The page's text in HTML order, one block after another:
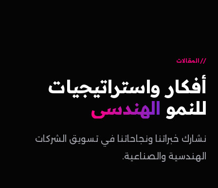
المقالات
أفكار واستراتيجيات
للنمو الهندسي
نشارك خبراتنا ونجاحاتنا في تسويق الشركات
الهندسية والصناعية.